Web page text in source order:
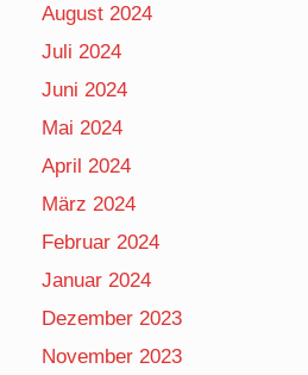
August 2024
Juli 2024
Juni 2024
Mai 2024
April 2024
März 2024
Februar 2024
Januar 2024
Dezember 2023
November 2023